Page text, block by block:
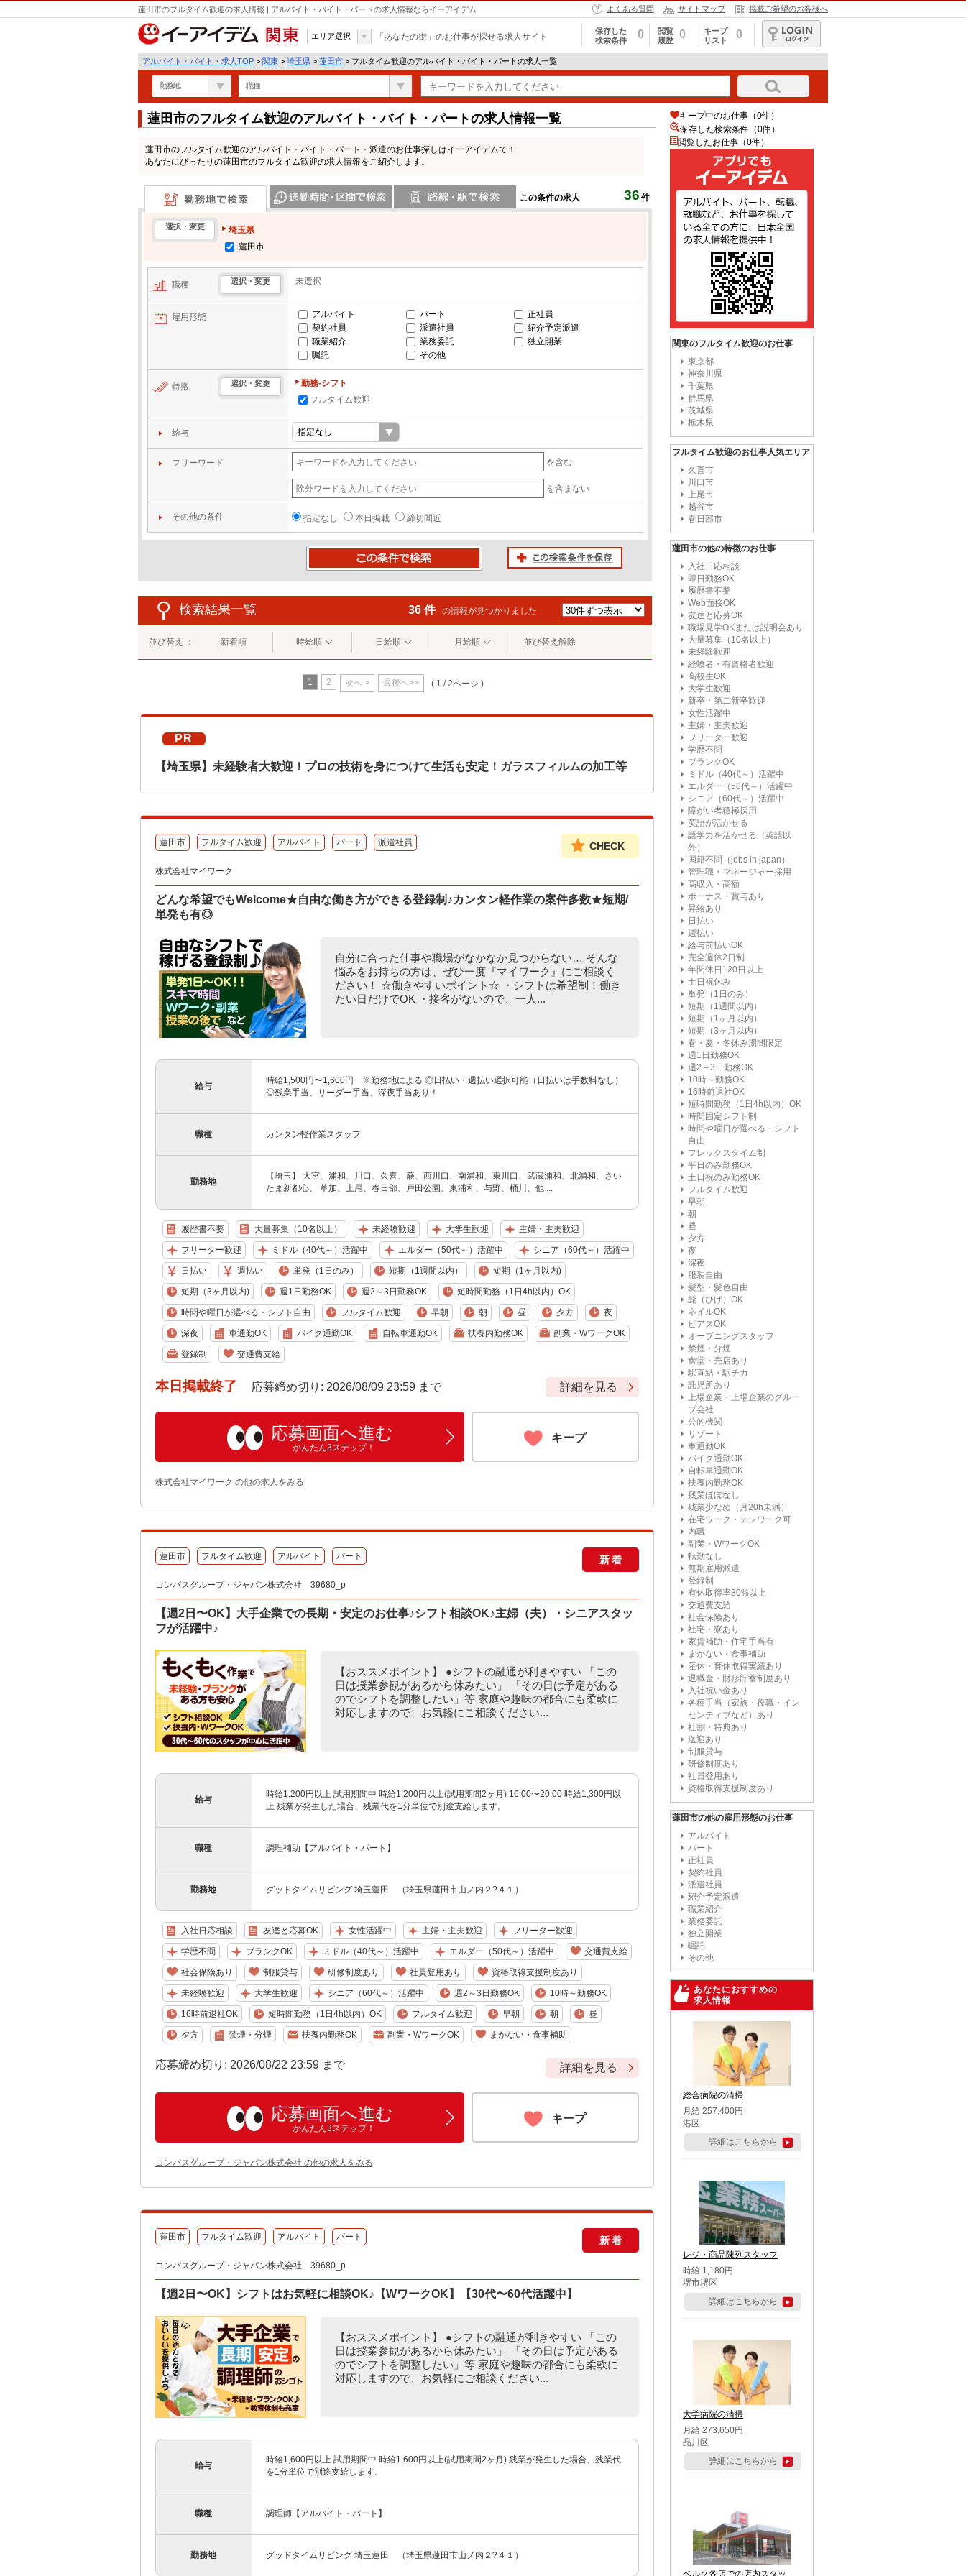
蓮田市のフルタイム歓迎の求人情報 | アルバイト・バイト・パートの求人情報ならイーアイデム よくある質問 サイトマップ 掲載ご希望のお客様へ
関東
エリア選択 「あなたの街」のお仕事が探せる求人サイト
保存した
検索条件
0
閲覧
履歴
0
キープ
リスト
0
ログイン
アルバイト・バイト・求人TOP > 関東 > 埼玉県 > 蓮田市 > フルタイム歓迎のアルバイト・バイト・パートの求人一覧
勤務地 職種
蓮田市のフルタイム歓迎のアルバイト・バイト・パートの求人情報一覧
蓮田市のフルタイム歓迎のアルバイト・バイト・パート・派遣のお仕事探しはイーアイデムで！
あなたにぴったりの蓮田市のフルタイム歓迎の求人情報をご紹介します。
この条件の求人 36 件
勤務地で検索
選択・変更
埼玉県
蓮田市
職種 選択・変更 未選択
雇用形態 アルバイト パート
正社員
契約社員
派遣社員
紹介予定派遣
職業紹介
業務委託
独立開業
嘱託
その他
特徴 選択・変更
勤務-シフト
フルタイム歓迎
給与
フリーワード を含む
を含まない
その他の条件 指定なし 本日掲載 締切間近
検索結果一覧 36 件 の情報が見つかりました
並び替え ： 新着順 時給順 日給順 月給順 並び替え解除
1 2 次へ > 最後へ>> ( 1 / 2ページ )
PR
【埼玉県】未経験者大歓迎！プロの技術を身につけて生活も安定！ガラスフィルムの加工等
蓮田市 フルタイム歓迎 アルバイト パート 派遣社員 CHECK
株式会社マイワーク
どんな希望でもWelcome★自由な働き方ができる登録制♪カンタン軽作業の案件多数★短期/
単発も有◎
自分に合った仕事や職場がなかなか見つからない… そんな
悩みをお持ちの方は、ぜひ一度『マイワーク』にご相談く
ださい！ ☆働きやすいポイント☆ ・シフトは希望制！働き
たい日だけでOK ・接客がないので、一人...
給与
時給1,500円〜1,600円 ※勤務地による ◎日払い・週払い選択可能（日払いは手数料なし）
◎残業手当、リーダー手当、深夜手当あり！
職種 カンタン軽作業スタッフ
勤務地
【埼玉】 大宮、浦和、川口、久喜、蕨、西川口、南浦和、東川口、武蔵浦和、北浦和、さい
たま新都心、 草加、上尾、春日部、戸田公園、東浦和、与野、桶川、他 ...
履歴書不要 大量募集（10名以上） 未経験歓迎 大学生歓迎 主婦・主夫歓迎
フリーター歓迎 ミドル（40代～）活躍中 エルダー（50代～）活躍中 シニア（60代～）活躍中
日払い 週払い 単発（1日のみ） 短期（1週間以内） 短期（1ヶ月以内)
短期（3ヶ月以内) 週1日勤務OK 週2～3日勤務OK 短時間勤務（1日4h以内）OK
時間や曜日が選べる・シフト自由 フルタイム歓迎 早朝 朝 昼 夕方 夜
深夜 車通勤OK バイク通勤OK 自転車通勤OK 扶養内勤務OK 副業・WワークOK
登録制 交通費支給
本日掲載終了 応募締め切り: 2026/08/09 23:59 まで 詳細を見る
応募画面へ進む
かんたん3ステップ！
キープ
株式会社マイワーク の他の求人をみる
蓮田市 フルタイム歓迎 アルバイト パート 新着
コンパスグループ・ジャパン株式会社 39680_p
【週2日〜OK】大手企業での長期・安定のお仕事♪シフト相談OK♪主婦（夫）・シニアスタッ
フが活躍中♪
【おススメポイント】 ●シフトの融通が利きやすい 「この
日は授業参観があるから休みたい」 「その日は予定がある
のでシフトを調整したい」等 家庭や趣味の都合にも柔軟に
対応しますので、お気軽にご相談ください...
給与
時給1,200円以上 試用期間中 時給1,200円以上(試用期間2ヶ月) 16:00〜20:00 時給1,300円以
上 残業が発生した場合、残業代を1分単位で別途支給します。
職種 調理補助【アルバイト・パート】
勤務地 グッドタイムリビング 埼玉蓮田 （埼玉県蓮田市山ノ内２?４１）
入社日応相談 友達と応募OK 女性活躍中 主婦・主夫歓迎 フリーター歓迎
学歴不問 ブランクOK ミドル（40代～）活躍中 エルダー（50代～）活躍中 交通費支給
社会保険あり 制服貸与 研修制度あり 社員登用あり 資格取得支援制度あり
未経験歓迎 大学生歓迎 シニア（60代～）活躍中 週2～3日勤務OK 10時～勤務OK
16時前退社OK 短時間勤務（1日4h以内）OK フルタイム歓迎 早朝 朝 昼
夕方 禁煙・分煙 扶養内勤務OK 副業・WワークOK まかない・食事補助
応募締め切り: 2026/08/22 23:59 まで 詳細を見る
応募画面へ進む
かんたん3ステップ！
キープ
コンパスグループ・ジャパン株式会社 の他の求人をみる
蓮田市 フルタイム歓迎 アルバイト パート 新着
コンパスグループ・ジャパン株式会社 39680_p
【週2日〜OK】シフトはお気軽に相談OK♪【WワークOK】【30代〜60代活躍中】
【おススメポイント】 ●シフトの融通が利きやすい 「この
日は授業参観があるから休みたい」 「その日は予定がある
のでシフトを調整したい」等 家庭や趣味の都合にも柔軟に
対応しますので、お気軽にご相談ください...
給与
時給1,600円以上 試用期間中 時給1,600円以上(試用期間2ヶ月) 残業が発生した場合、残業代
を1分単位で別途支給します。
職種 調理師【アルバイト・パート】
勤務地 グッドタイムリビング 埼玉蓮田 （埼玉県蓮田市山ノ内２?４１）
キープ中のお仕事（0件）
保存した検索条件（0件）
閲覧したお仕事（0件）
関東のフルタイム歓迎のお仕事
東京都
神奈川県
千葉県
群馬県
茨城県
栃木県
フルタイム歓迎のお仕事人気エリア
久喜市
川口市
上尾市
越谷市
春日部市
蓮田市の他の特徴のお仕事
入社日応相談
即日勤務OK
履歴書不要
Web面接OK
友達と応募OK
職場見学OKまたは説明会あり
大量募集（10名以上）
未経験歓迎
経験者・有資格者歓迎
高校生OK
大学生歓迎
新卒・第二新卒歓迎
女性活躍中
主婦・主夫歓迎
フリーター歓迎
学歴不問
ブランクOK
ミドル（40代～）活躍中
エルダー（50代～）活躍中
シニア（60代～）活躍中
障がい者積極採用
英語が活かせる
語学力を活かせる（英語以
外）
国籍不問（jobs in japan）
管理職・マネージャー採用
高収入・高額
ボーナス・賞与あり
昇給あり
日払い
週払い
給与前払いOK
完全週休2日制
年間休日120日以上
土日祝休み
単発（1日のみ）
短期（1週間以内）
短期（1ヶ月以内）
短期（3ヶ月以内）
春・夏・冬休み期間限定
週1日勤務OK
週2～3日勤務OK
10時～勤務OK
16時前退社OK
短時間勤務（1日4h以内）OK
時間固定シフト制
時間や曜日が選べる・シフト
自由
フレックスタイム制
平日のみ勤務OK
土日祝のみ勤務OK
フルタイム歓迎
早朝
朝
昼
夕方
夜
深夜
服装自由
髪型・髪色自由
髭（ひげ）OK
ネイルOK
ピアスOK
オープニングスタッフ
禁煙・分煙
食堂・売店あり
駅直結・駅チカ
託児所あり
上場企業・上場企業のグルー
プ会社
公的機関
リゾート
車通勤OK
バイク通勤OK
自転車通勤OK
扶養内勤務OK
残業ほぼなし
残業少なめ（月20h未満）
在宅ワーク・テレワーク可
内職
副業・WワークOK
転勤なし
無期雇用派遣
登録制
有休取得率80%以上
交通費支給
社会保険あり
社宅・寮あり
家賃補助・住宅手当有
まかない・食事補助
産休・育休取得実績あり
退職金・財形貯蓄制度あり
入社祝い金あり
各種手当（家族・役職・イン
センティブなど）あり
社割・特典あり
送迎あり
制服貸与
研修制度あり
社員登用あり
資格取得支援制度あり
蓮田市の他の雇用形態のお仕事
アルバイト
パート
正社員
契約社員
派遣社員
紹介予定派遣
職業紹介
業務委託
独立開業
嘱託
その他
あなたにおすすめの
求人情報
総合病院の清掃
月給 257,400円
港区
詳細はこちらから
レジ・商品陳列スタッフ
時給 1,180円
堺市堺区
詳細はこちらから
大学病院の清掃
月給 273,650円
品川区
詳細はこちらから
ベルク各店での店内スタッ